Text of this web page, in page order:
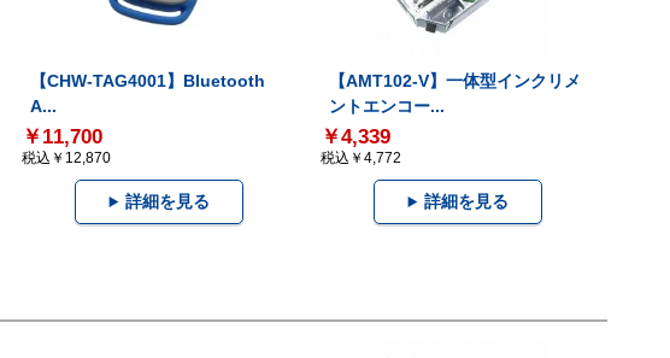
【CHW-TAG4001】Bluetooth
A...
￥11,700
税込￥12,870
詳細を見る
【AMT102-V】一体型インクリメ
ントエンコー...
￥4,339
税込￥4,772
詳細を見る